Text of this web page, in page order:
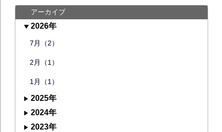
アーカイブ
2026年
7月（2）
2月（1）
1月（1）
2025年
2024年
2023年